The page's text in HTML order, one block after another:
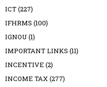
ICT(227)
IFHRMS (100)
IGNOU (1)
IMPORTANT LINKS (11)
INCENTIVE (2)
INCOME TAX(277)